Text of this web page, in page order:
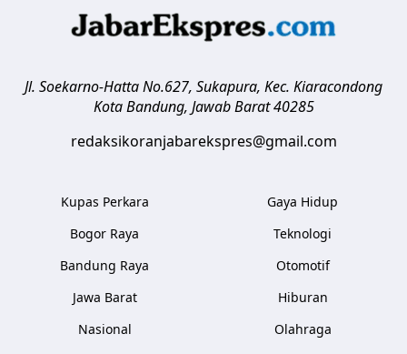
Jl. Soekarno-Hatta No.627, Sukapura, Kec. Kiaracondong
Kota Bandung, Jawab Barat 40285
redaksikoranjabarekspres@gmail.com
Kupas Perkara
Bogor Raya
Bandung Raya
Jawa Barat
Nasional
Gaya Hidup
Teknologi
Otomotif
Hiburan
Olahraga